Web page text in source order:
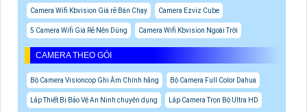
Camera Wifi Kbvision Giá rẻ Bán Chạy Camera Ezviz Cube
5 Camera Wifi Giá Rẻ Nên Dùng Camera Wifi Kbvision Ngoài Trời
CAMERA THEO GÓI
Bộ Camera Visioncop Ghi Âm Chính hãng Bộ Camera Full Color Dahua
Lắp Thiết Bị Bảo Vệ An Ninh chuyên dụng Lắp Camera Trọn Bộ Ultra HD